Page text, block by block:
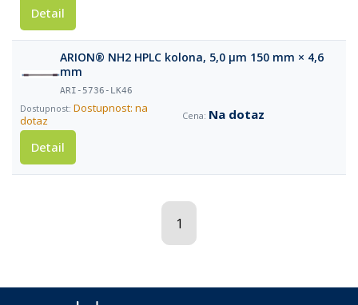
Detail
ARION® NH2 HPLC kolona, 5,0 µm 150 mm × 4,6
mm
ARI-5736-LK46
Dostupnost: na
dotaz
Na dotaz
Detail
1